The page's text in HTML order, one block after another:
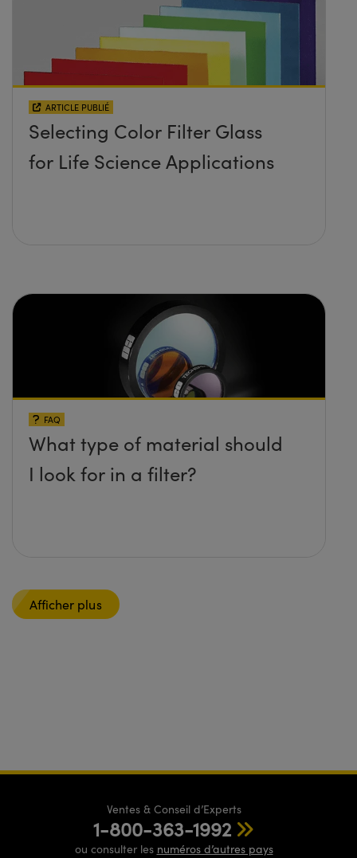
ARTICLE PUBLIÉ
Selecting Color Filter Glass
for Life Science Applications
FAQ
What type of material should
I look for in a filter?
Afficher plus
Ventes & Conseil d’Experts
1-800-363-1992
ou consulter les numéros d’autres pays